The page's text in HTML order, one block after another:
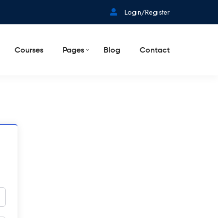
Login/Register
Courses Pages Blog Contact